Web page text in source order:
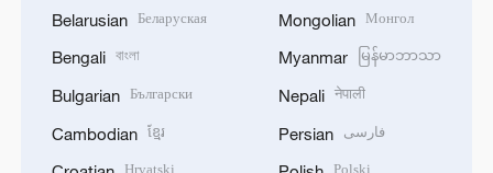
Belarusian Беларуская
Bengali বাংলা
Bulgarian Български
Cambodian ខ្មែរ
Mongolian Монгол
Myanmar မြန်မာဘာသာ
Nepali नेपाली
Persian فارسی